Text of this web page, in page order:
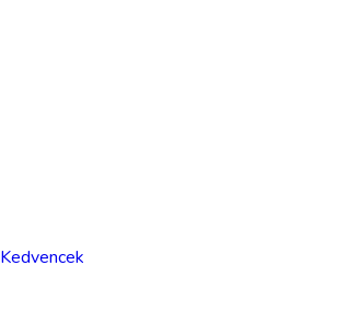
Kedvencek